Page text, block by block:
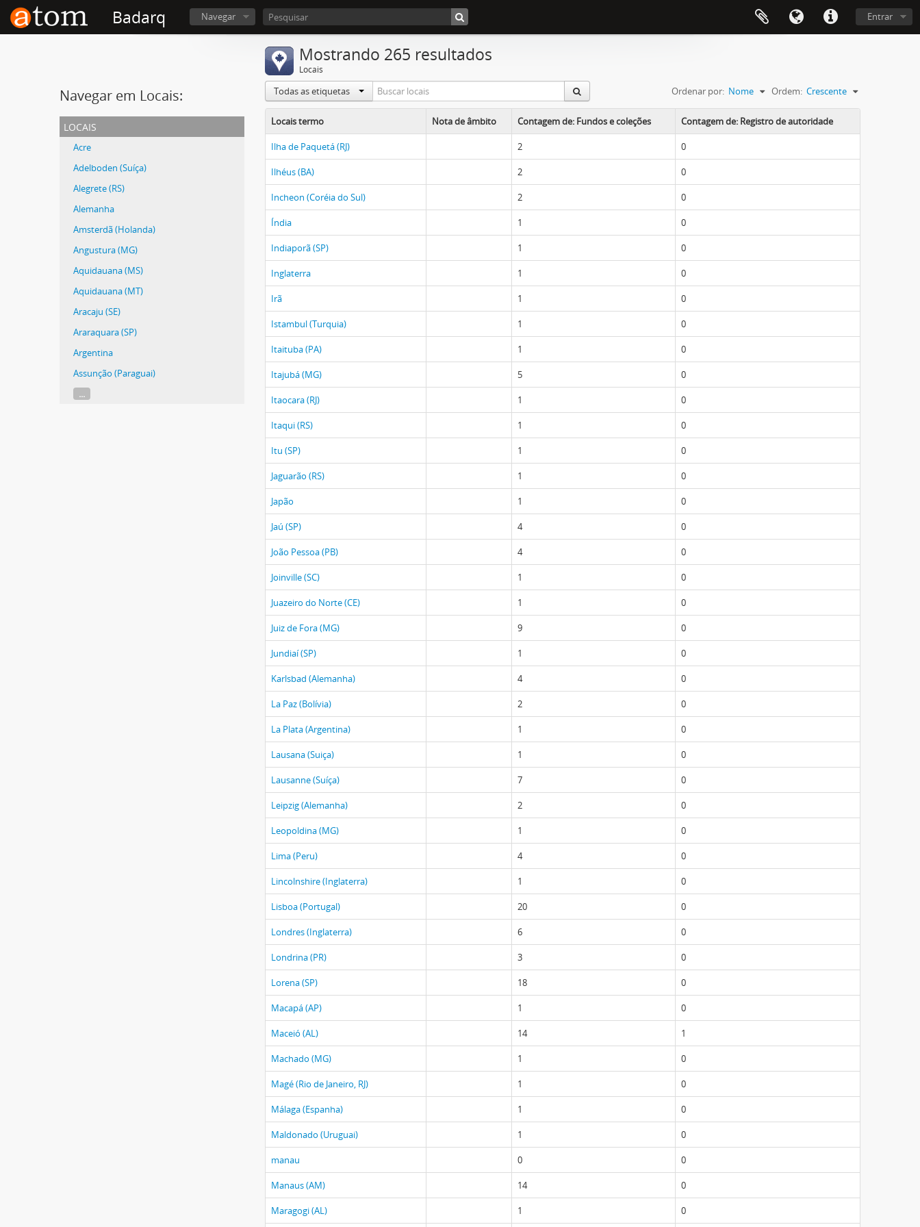
Badarq Navegar Entrar
Navegar em Locais:
locais
Acre
Adelboden (Suíça)
Alegrete (RS)
Alemanha
Amsterdã (Holanda)
Angustura (MG)
Aquidauana (MS)
Aquidauana (MT)
Aracaju (SE)
Araraquara (SP)
Argentina
Assunção (Paraguai)
...
Mostrando 265 resultados
Locais
Todas as etiquetas Ordenar por: Nome Ordem: Crescente
Locais termo Nota de âmbito Contagem de: Fundos e coleções Contagem de: Registro de autoridade
Ilha de Paquetá (RJ) 2 0
Ilhéus (BA) 2 0
Incheon (Coréia do Sul) 2 0
Índia 1 0
Indiaporã (SP) 1 0
Inglaterra 1 0
Irã 1 0
Istambul (Turquia) 1 0
Itaituba (PA) 1 0
Itajubá (MG) 5 0
Itaocara (RJ) 1 0
Itaqui (RS) 1 0
Itu (SP) 1 0
Jaguarão (RS) 1 0
Japão 1 0
Jaú (SP) 4 0
João Pessoa (PB) 4 0
Joinville (SC) 1 0
Juazeiro do Norte (CE) 1 0
Juiz de Fora (MG) 9 0
Jundiaí (SP) 1 0
Karlsbad (Alemanha) 4 0
La Paz (Bolívia) 2 0
La Plata (Argentina) 1 0
Lausana (Suiça) 1 0
Lausanne (Suíça) 7 0
Leipzig (Alemanha) 2 0
Leopoldina (MG) 1 0
Lima (Peru) 4 0
Lincolnshire (Inglaterra) 1 0
Lisboa (Portugal) 20 0
Londres (Inglaterra) 6 0
Londrina (PR) 3 0
Lorena (SP) 18 0
Macapá (AP) 1 0
Maceió (AL) 14 1
Machado (MG) 1 0
Magé (Rio de Janeiro, RJ) 1 0
Málaga (Espanha) 1 0
Maldonado (Uruguai) 1 0
manau 0 0
Manaus (AM) 14 0
Maragogi (AL) 1 0